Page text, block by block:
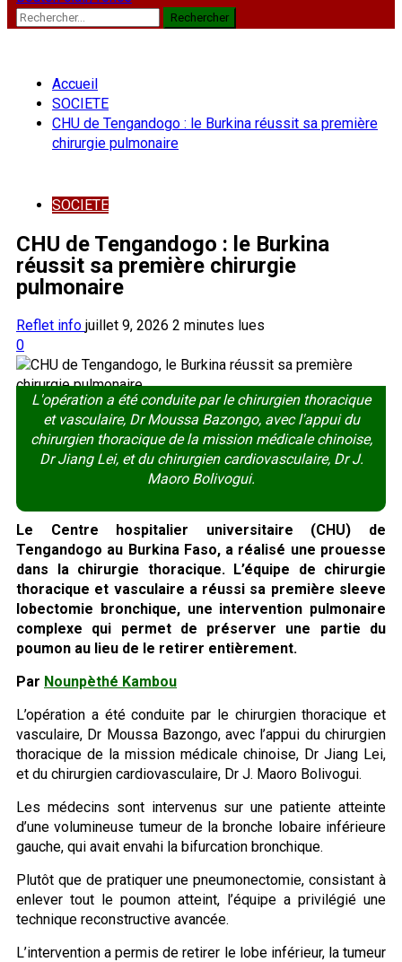
Rechercher :
Accueil
SOCIETE
CHU de Tengandogo : le Burkina réussit sa première
chirurgie pulmonaire
SOCIETE
CHU de Tengandogo : le Burkina
réussit sa première chirurgie
pulmonaire
Reflet info juillet 9, 2026 2 minutes lues
0
L'opération a été conduite par le chirurgien thoracique
et vasculaire, Dr Moussa Bazongo, avec l'appui du
chirurgien thoracique de la mission médicale chinoise,
Dr Jiang Lei, et du chirurgien cardiovasculaire, Dr J.
Maoro Bolivogui.
Le Centre hospitalier universitaire (CHU) de
Tengandogo au Burkina Faso, a réalisé une prouesse
dans la chirurgie thoracique. L’équipe de chirurgie
thoracique et vasculaire a réussi sa première sleeve
lobectomie bronchique, une intervention pulmonaire
complexe qui permet de préserver une partie du
poumon au lieu de le retirer entièrement.
Par Nounpèthé Kambou
L’opération a été conduite par le chirurgien thoracique et
vasculaire, Dr Moussa Bazongo, avec l’appui du chirurgien
thoracique de la mission médicale chinoise, Dr Jiang Lei,
et du chirurgien cardiovasculaire, Dr J. Maoro Bolivogui.
Les médecins sont intervenus sur une patiente atteinte
d’une volumineuse tumeur de la bronche lobaire inférieure
gauche, qui avait envahi la bifurcation bronchique.
Plutôt que de pratiquer une pneumonectomie, consistant à
enlever tout le poumon atteint, l’équipe a privilégié une
technique reconstructive avancée.
L’intervention a permis de retirer le lobe inférieur, la tumeur